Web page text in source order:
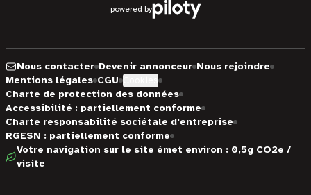
powered by
Nous contacter Devenir annonceur Nous rejoindre
Mentions légales CGU
Charte de protection des données
Accessibilité : partiellement conforme
Charte responsabilité sociétale d'entreprise
RGESN : partiellement conforme
Votre navigation sur le site émet environ : 0,5g CO2e /
visite